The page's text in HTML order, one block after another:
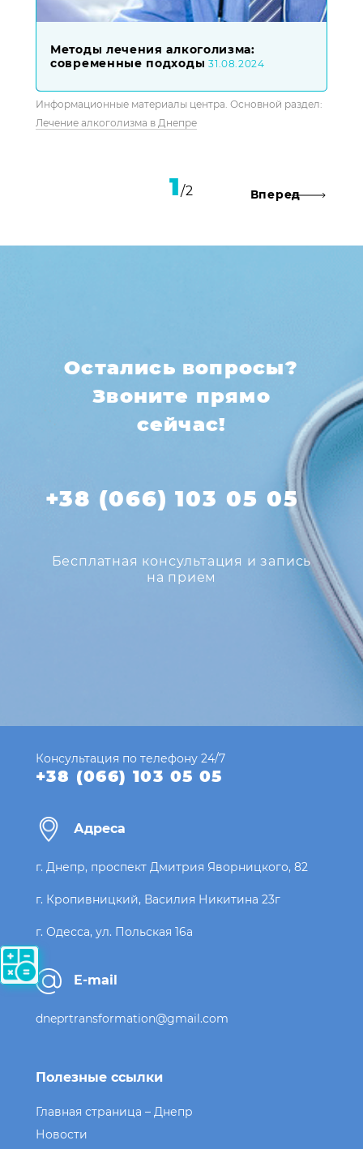
Методы лечения алкоголизма:
современные подходы 31.08.2024
Информационные материалы центра. Основной раздел:
Лечение алкоголизма в Днепре
1 2 Вперед
Остались вопросы?
Звоните прямо
сейчас!
+38 (066) 103 05 05
Бесплатная консультация и запись
на прием
Консультация по телефону 24/7
+38 (066) 103 05 05
Адреса
г. Днепр, проспект Дмитрия Яворницкого, 82
г. Кропивницкий, Василия Никитина 23г
г. Одесса, ул. Польская 16а
E-mail
dneprtransformation@gmail.com
Полезные ссылки
Главная страница – Днепр
Новости